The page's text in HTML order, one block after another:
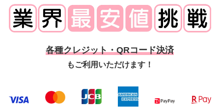
各種クレジット・QRコード決済
もご利用いただけます！